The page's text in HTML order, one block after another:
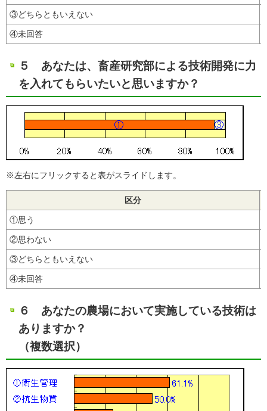
③どちらともいえない
④未回答
５ あなたは、畜産研究部による技術開発に力
を入れてもらいたいと思いますか？
※左右にフリックすると表がスライドします。
区分
①思う
②思わない
③どちらともいえない
④未回答
６ あなたの農場において実施している技術は
ありますか？
（複数選択）